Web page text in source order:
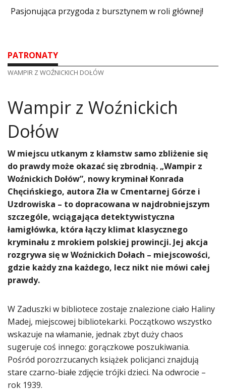
Pasjonująca przygoda z bursztynem w roli głównej!
PATRONATY
WAMPIR Z WOŹNICKICH DOŁÓW
Wampir z Woźnickich
Dołów
​W miejscu utkanym z kłamstw samo zbliżenie się
do prawdy może okazać się zbrodnią. „Wampir z
Woźnickich Dołów”, nowy kryminał Konrada
Chęcińskiego, autora Zła w Cmentarnej Górze i
Uzdrowiska – to dopracowana w najdrobniejszym
szczególe, wciągająca detektywistyczna
łamigłówka, która łączy klimat klasycznego
kryminału z mrokiem polskiej prowincji. Jej akcja
rozgrywa się w Woźnickich Dołach – miejscowości,
gdzie każdy zna każdego, lecz nikt nie mówi całej
prawdy.
W Zaduszki w bibliotece zostaje znalezione ciało Haliny
Madej, miejscowej bibliotekarki. Początkowo wszystko
wskazuje na włamanie, jednak zbyt duży chaos
sugeruje coś innego: gorączkowe poszukiwania.
Pośród porozrzucanych książek policjanci znajdują
stare czarno-białe zdjęcie trójki dzieci. Na odwrocie –
rok 1939.